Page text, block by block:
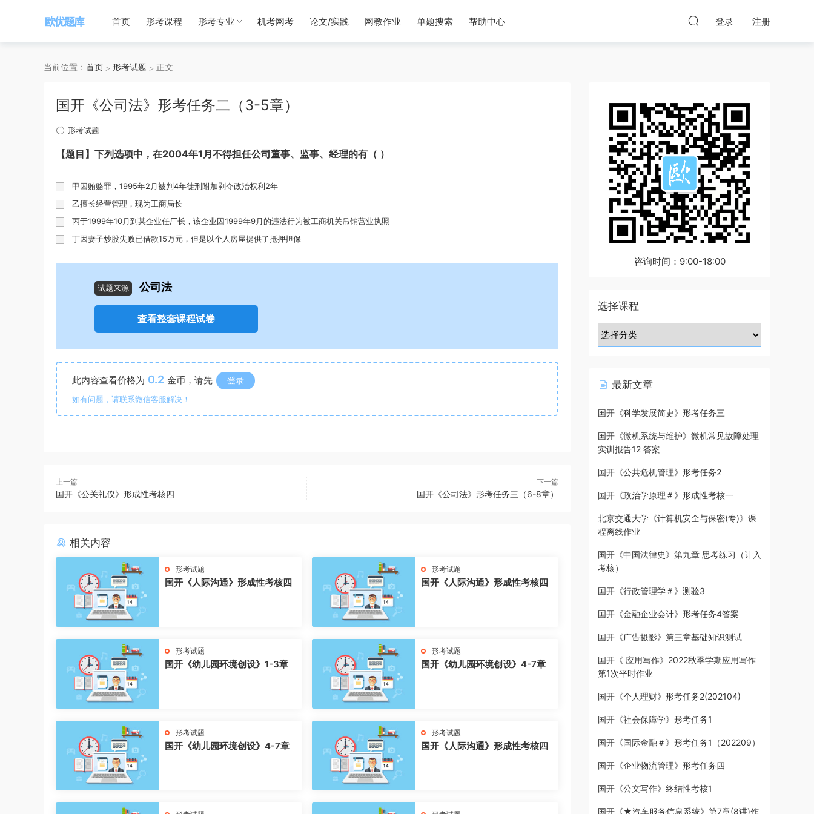
首页 形考课程 形考专业 机考网考 论文/实践 网教作业 单题搜索 帮助中心 登录 注册
当前位置： 首页 形考试题 正文
国开《公司法》形考任务二（3-5章）
形考试题
【题目】下列选项中，在2004年1月不得担任公司董事、监事、经理的有（ ）
甲因贿赂罪，1995年2月被判4年徒刑附加剥夺政治权利2年
乙擅长经营管理，现为工商局长
丙于1999年10月到某企业任厂长，该企业因1999年9月的违法行为被工商机关吊销营业执照
丁因妻子炒股失败已借款15万元，但是以个人房屋提供了抵押担保
试题来源 公司法
查看整套课程试卷
此内容查看价格为 0.2 金币，请先 登录
如有问题，请联系微信客服解决！
上一篇
国开《公关礼仪》形成性考核四
下一篇
国开《公司法》形考任务三（6-8章）
相关内容
形考试题
国开《人际沟通》形成性考核四
形考试题
国开《人际沟通》形成性考核四
形考试题
国开《幼儿园环境创设》1-3章
形考试题
国开《幼儿园环境创设》4-7章
形考试题
国开《幼儿园环境创设》4-7章
形考试题
国开《人际沟通》形成性考核四
咨询时间：9:00-18:00
选择课程
最新文章
国开《科学发展简史》形考任务三
国开《微机系统与维护》微机常见故障处理
实训报告12 答案
国开《公共危机管理》形考任务2
国开《政治学原理＃》形成性考核一
北京交通大学《计算机安全与保密(专)》课
程离线作业
国开《中国法律史》第九章 思考练习（计入
考核）
国开《行政管理学＃》测验3
国开《金融企业会计》形考任务4答案
国开《广告摄影》第三章基础知识测试
国开《 应用写作》2022秋季学期应用写作
第1次平时作业
国开《个人理财》形考任务2(202104)
国开《社会保障学》形考任务1
国开《国际金融＃》形考任务1（202209）
国开《企业物流管理》形考任务四
国开《公文写作》终结性考核1
国开《★汽车服务信息系统》第7章(8讲)作